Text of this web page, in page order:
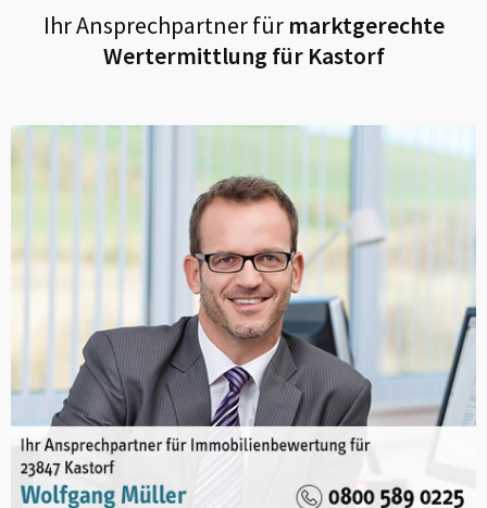
Ihr Ansprechpartner fürmarktgerechte
Wertermittlung für Kastorf